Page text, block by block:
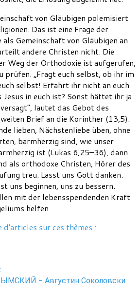
von Gläubigen polemisiert
Das ist eine Frage der
Gemeinschaft von Gläubigen an
andere Christen nicht. Die
Weg der Orthodoxie ist aufgerufen,
prüfen. „Fragt euch selbst, ob ihr im
selbst! Erfährt ihr nicht an euch
in euch ist? Sonst hättet ihr ja
lautet das Gebot des
Brief an die Korinther (13,5).
lieben, Nächstenliebe üben, ohne
barmherzig sind, wie unser
ist (Lukas 6,25–36), dann
als orthodoxe Christen, Hörer des
treu. Lasst uns Gott danken.
uns beginnen, uns zu bessern.
mit der lebensspendenden Kraft
helfen.
d'articles sur ces thèmes :